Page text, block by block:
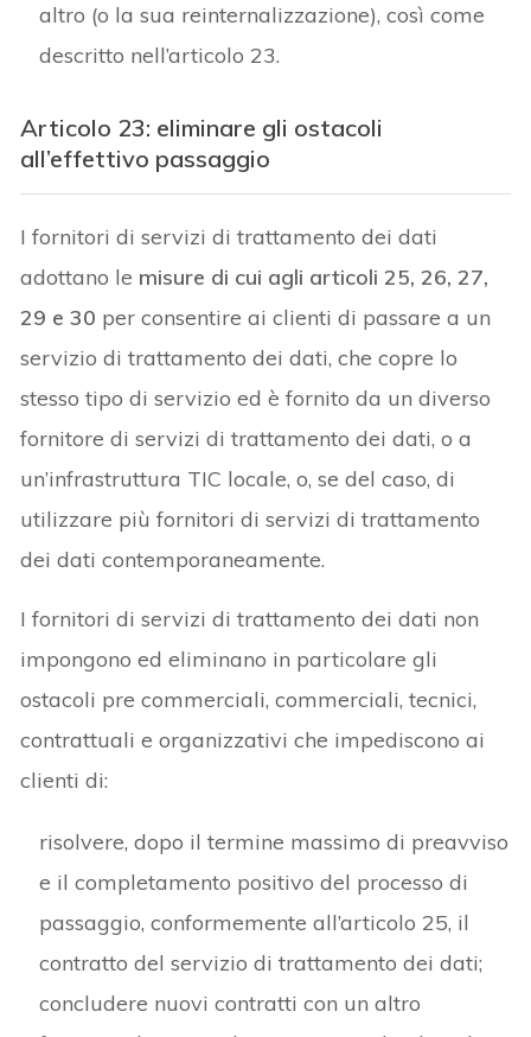
altro (o la sua reinternalizzazione), così come
descritto nell’articolo 23.
Articolo 23: eliminare gli ostacoli
all’effettivo passaggio
I fornitori di servizi di trattamento dei dati
adottano le misure di cui agli articoli 25, 26, 27,
29 e 30 per consentire ai clienti di passare a un
servizio di trattamento dei dati, che copre lo
stesso tipo di servizio ed è fornito da un diverso
fornitore di servizi di trattamento dei dati, o a
un’infrastruttura TIC locale, o, se del caso, di
utilizzare più fornitori di servizi di trattamento
dei dati contemporaneamente.
I fornitori di servizi di trattamento dei dati non
impongono ed eliminano in particolare gli
ostacoli pre commerciali, commerciali, tecnici,
contrattuali e organizzativi che impediscono ai
clienti di:
risolvere, dopo il termine massimo di preavviso
e il completamento positivo del processo di
passaggio, conformemente all’articolo 25, il
contratto del servizio di trattamento dei dati;
concludere nuovi contratti con un altro